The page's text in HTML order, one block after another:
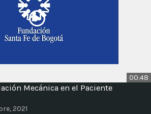
00:48
Mecánica en el Paciente
2021